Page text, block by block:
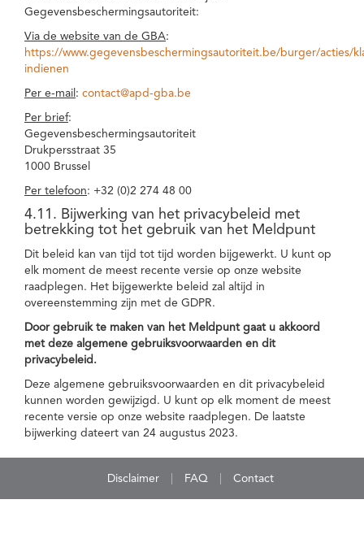
Gegevensbeschermingsautoriteit:
Via de website van de GBA:
https://www.gegevensbeschermingsautoriteit.be/burger/acties/
indienen
Per e-mail : contact@apd-gba.be
Per brief:
Gegevensbeschermingsautoriteit
Drukpersstraat 35
1000 Brussel
Per telefoon: +32 (0)2 274 48 00
4.11. Bijwerking van het privacybeleid met
betrekking tot het gebruik van het Meldpunt
Dit beleid kan van tijd tot tijd worden bijgewerkt. U kunt op
elk moment de meest recente versie op onze website
raadplegen. Het bijgewerkte beleid zal altijd in
overeenstemming zijn met de GDPR.
Door gebruik te maken van het Meldpunt gaat u akkoord
met deze algemene gebruiksvoorwaarden en dit
privacybeleid.
Deze algemene gebruiksvoorwaarden en dit privacybeleid
kunnen worden gewijzigd. U kunt op elk moment de meest
recente versie op onze website raadplegen. De laatste
bijwerking dateert van 24 augustus 2023.
Disclaimer FAQ Contact